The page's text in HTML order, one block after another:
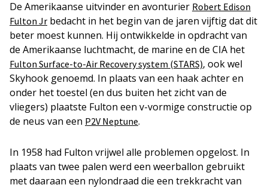
De Amerikaanse uitvinder en avonturier Robert Edison
Fulton Jr bedacht in het begin van de jaren vijftig dat dit
beter moest kunnen. Hij ontwikkelde in opdracht van
de Amerikaanse luchtmacht, de marine en de CIA het
Fulton Surface-to-Air Recovery system (STARS), ook wel
Skyhook genoemd. In plaats van een haak achter en
onder het toestel (en dus buiten het zicht van de
vliegers) plaatste Fulton een v-vormige constructie op
de neus van een P2V Neptune.
In 1958 had Fulton vrijwel alle problemen opgelost. In
plaats van twee palen werd een weerballon gebruikt
met daaraan een nylondraad die een trekkracht van